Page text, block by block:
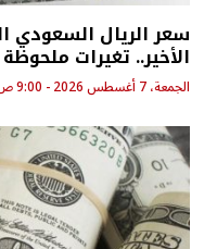
سعر الريال السعودي
الأخير.. تغيرات
الجمعة، 7 أغسطس 2026 - 9:00 ص